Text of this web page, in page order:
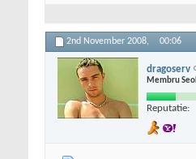
2nd November 2008, 00:06
dragoserv
Membru
Reputatie: